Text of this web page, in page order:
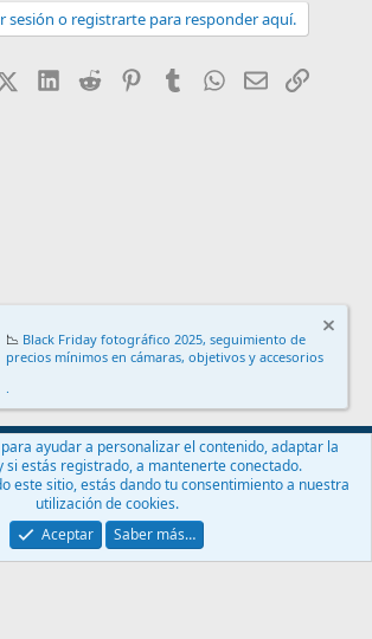
sesión o registrarte para responder aquí.
X (Twitter)
LinkedIn
Reddit PinterestTumblr WhatsApp
EmailEnlace
y reglas Política de privacidad
Ayuda
XenForo® © 2010-2024 XenForo Ltd.
📉 Black Friday fotográfico 2025, seguimiento de
precios mínimos en cámaras, objetivos y accesorios
.
ayudar a personalizar el contenido, adaptar la
si estás registrado, a mantenerte conectado.
este sitio, estás dando tu consentimiento a nuestra
utilización de cookies.
Aceptar
Saber más…